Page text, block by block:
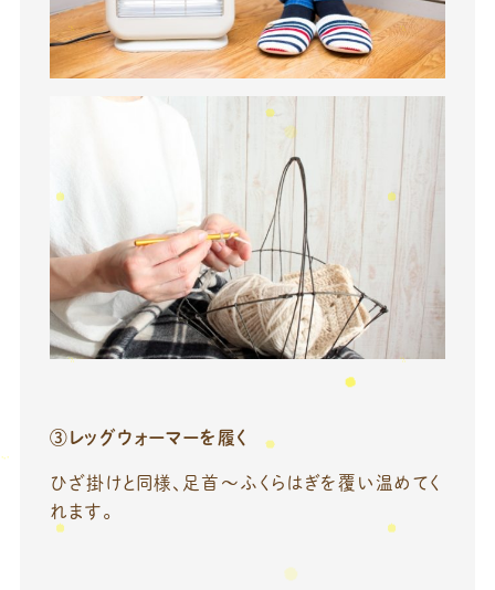
③レッグウォーマーを履く
ひざ掛けと同様、足首〜ふくらはぎを覆い温めてく
れます。